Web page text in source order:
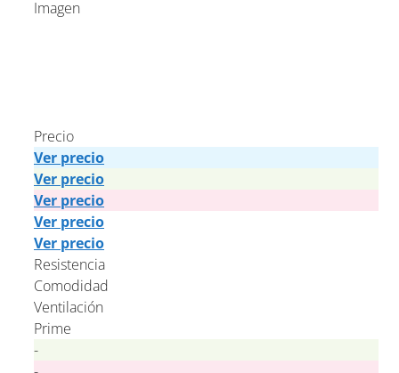
Imagen
Precio
Ver precio
Ver precio
Ver precio
Ver precio
Ver precio
Resistencia
Comodidad
Ventilación
Prime
-